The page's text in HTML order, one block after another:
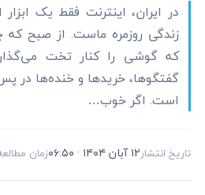
در ایران، اینترنت فقط یک
زندگی روزمره ماست. از صبح
که گوشی را کنار تخت
گفتگوها، خریدها و خنده‌ها در
است. اگر خوب…
تاریخ انتشار۱۲ آبان ۱۴۰۴ · ۰۶:۵۰ زمان